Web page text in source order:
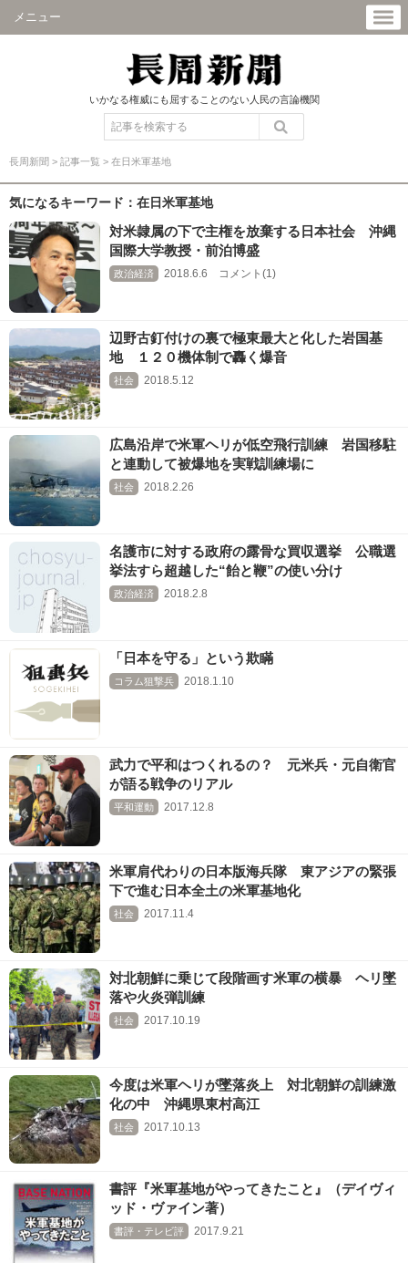
メニュー
いかなる権威にも屈することのない人民の言論機関
長周新聞 > 記事一覧 > 在日米軍基地
気になるキーワード：在日米軍基地
対米隷属の下で主権を放棄する日本社会 沖縄
国際大学教授・前泊博盛
政治経済 2018.6.6 コメント(1)
辺野古釘付けの裏で極東最大と化した岩国基
地 １２０機体制で轟く爆音
社会 2018.5.12
広島沿岸で米軍ヘリが低空飛行訓練 岩国移駐
と連動して被爆地を実戦訓練場に
社会 2018.2.26
名護市に対する政府の露骨な買収選挙 公職選
挙法すら超越した“飴と鞭”の使い分け
政治経済 2018.2.8
「日本を守る」という欺瞞
コラム狙撃兵 2018.1.10
武力で平和はつくれるの？ 元米兵・元自衛官
が語る戦争のリアル
平和運動 2017.12.8
米軍肩代わりの日本版海兵隊 東アジアの緊張
下で進む日本全土の米軍基地化
社会 2017.11.4
対北朝鮮に乗じて段階画す米軍の横暴 ヘリ墜
落や火炎弾訓練
社会 2017.10.19
今度は米軍ヘリが墜落炎上 対北朝鮮の訓練激
化の中 沖縄県東村高江
社会 2017.10.13
書評『米軍基地がやってきたこと』（デイヴィ
ッド・ヴァイン著）
書評・テレビ評 2017.9.21